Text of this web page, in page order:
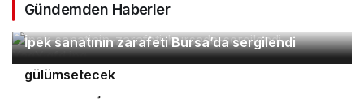
Gündemden Haberler
İpek sanatının zarafeti Bursa’da sergilendi
Orhaneli’nin turizm potansiyeli Bursa’yı
gülümsetecek
3
4
Bursa’da öğrencilere polislik tanıtımı ve güvenlik